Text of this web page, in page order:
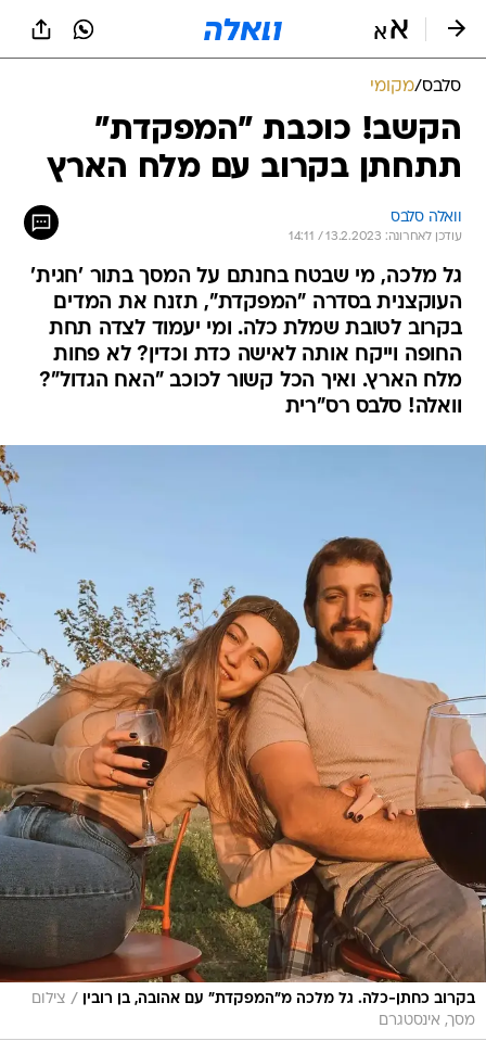
סלבס/מקומי
הקשב! כוכבת "המפקדת"
תתחתן בקרוב עם מלח הארץ
וואלה סלבס
עודכן לאחרונה: 13.2.2023 / 14:11
גל מלכה, מי שבטח בחנתם על המסך בתור 'חגית'
העוקצנית בסדרה "המפקדת", תזנח את המדים
בקרוב לטובת שמלת כלה. ומי יעמוד לצדה תחת
החופה וייקח אותה לאישה כדת וכדין? לא פחות
מלח הארץ. ואיך הכל קשור לכוכב "האח הגדול"?
וואלה! סלבס רס"רית
בקרוב כחתן-כלה. גל מלכה מ"המפקדת" עם אהובה, בן רובין / צילום
מסך, אינסטגרם